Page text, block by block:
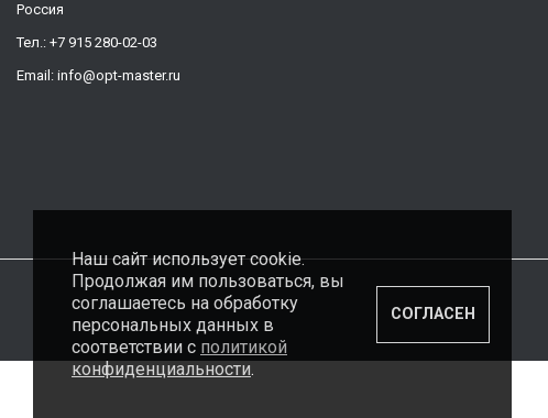
Россия
Тел.: +7 915 280-02-03
Email: info@opt-master.ru
Наш сайт использует cookie.
Продолжая им пользоваться, вы
соглашаетесь на обработку
персональных данных в
соответствии с политикой
конфиденциальности.
СОГЛАСЕН